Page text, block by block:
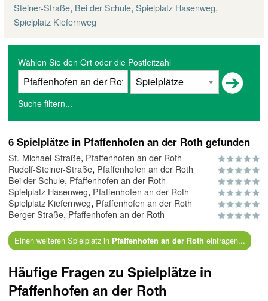
Steiner-Straße, Bei der Schule, Spielplatz Hasenweg,
Spielplatz Kiefernweg
Wählen Sie den Ort oder die Postleitzahl
Suche filtern...
6 Spielplätze in Pfaffenhofen an der Roth gefunden
St.-Michael-Straße, Pfaffenhofen an der Roth
Rudolf-Steiner-Straße, Pfaffenhofen an der Roth
Bei der Schule, Pfaffenhofen an der Roth
Spielplatz Hasenweg, Pfaffenhofen an der Roth
Spielplatz Kiefernweg, Pfaffenhofen an der Roth
Berger Straße, Pfaffenhofen an der Roth
Einen weiteren Spielplatz in Pfaffenhofen an der Roth eintragen...
Häufige Fragen zu Spielplätze in
Pfaffenhofen an der Roth